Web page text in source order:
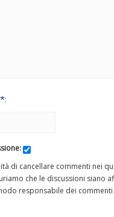
*:
di cancellare commenti nei
che le discussioni siano
responsabile dei commenti